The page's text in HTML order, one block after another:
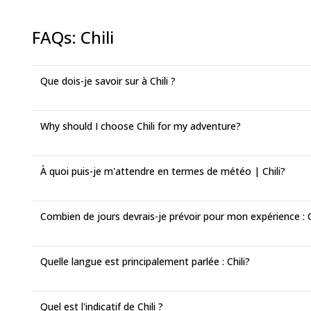
FAQs: Chili
Que dois-je savoir sur à Chili ?
Why should I choose Chili for my adventure?
À quoi puis-je m'attendre en termes de météo | Chili?
Combien de jours devrais-je prévoir pour mon expérience :
Quelle langue est principalement parlée : Chili?
Quel est l'indicatif de Chili ?